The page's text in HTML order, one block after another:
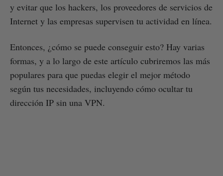
y evitar que los hackers, los proveedores de servicios de
Internet y las empresas supervisen tu actividad en línea.
Entonces, ¿cómo se puede conseguir esto? Hay varias
formas, y a lo largo de este artículo cubriremos las más
populares para que puedas elegir el mejor método
según tus necesidades, incluyendo cómo ocultar tu
dirección IP sin una VPN.